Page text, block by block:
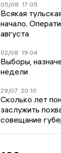
05/08 17:05
Всякая
начало.
августа
02/08 19:04
Выборы,
недели
29/07 20:10
Сколько лет
заслужить
совещание